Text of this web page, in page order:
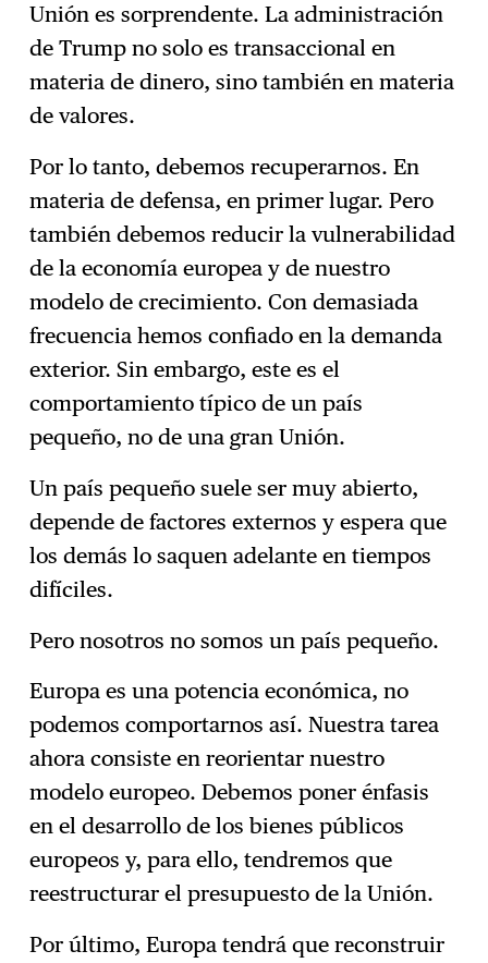
Unión es sorprendente. La administración
de Trump no solo es transaccional en
materia de dinero, sino también en materia
de valores.
Por lo tanto, debemos recuperarnos. En
materia de defensa, en primer lugar. Pero
también debemos reducir la vulnerabilidad
de la economía europea y de nuestro
modelo de crecimiento. Con demasiada
frecuencia hemos confiado en la demanda
exterior. Sin embargo, este es el
comportamiento típico de un país
pequeño, no de una gran Unión.
Un país pequeño suele ser muy abierto,
depende de factores externos y espera que
los demás lo saquen adelante en tiempos
difíciles.
Pero nosotros no somos un país pequeño.
Europa es una potencia económica, no
podemos comportarnos así. Nuestra tarea
ahora consiste en reorientar nuestro
modelo europeo. Debemos poner énfasis
en el desarrollo de los bienes públicos
europeos y, para ello, tendremos que
reestructurar el presupuesto de la Unión.
Por último, Europa tendrá que reconstruir